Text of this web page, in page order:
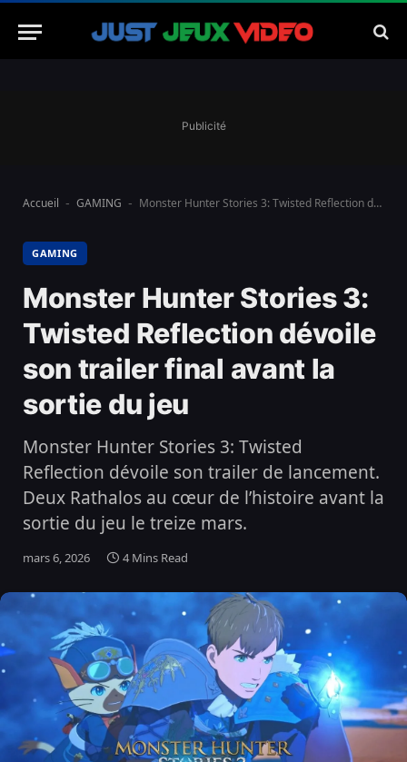
Publicité
Accueil - GAMING - Monster Hunter Stories 3: Twisted Reflection dévoile son trailer final avant la sortie du jeu
GAMING
Monster Hunter Stories 3:
Twisted Reflection dévoile
son trailer final avant la
sortie du jeu
Monster Hunter Stories 3: Twisted
Reflection dévoile son trailer de lancement.
Deux Rathalos au cœur de l’histoire avant la
sortie du jeu le treize mars.
mars 6, 2026 4 Mins Read